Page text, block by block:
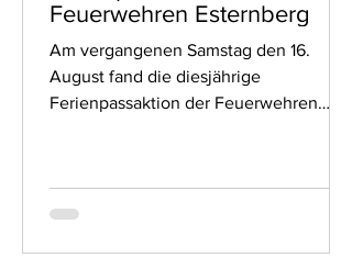
Feuerwehren Esternberg
Am vergangenen Samstag den 16.
August fand die diesjährige
Ferienpassaktion der Feuerwehren